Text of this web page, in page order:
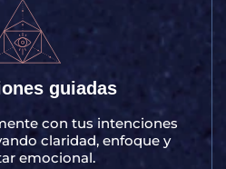
guiadas
con tus intenciones
claridad, enfoque y
emocional.